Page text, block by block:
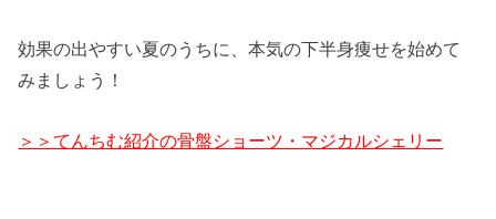
効果の出やすい夏のうちに、本気の下半身痩せを始めて
みましょう！
＞＞てんちむ紹介の骨盤ショーツ・マジカルシェリー